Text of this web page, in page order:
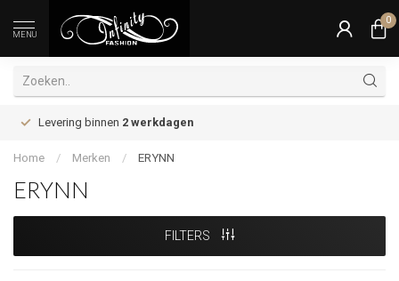
MENU
0
Levering binnen 2 werkdagen
Home / Merken / ERYNN
ERYNN
FILTERS